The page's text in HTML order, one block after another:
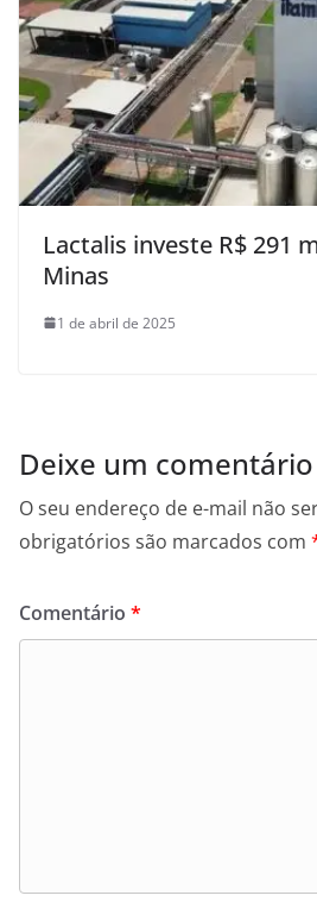
Lactalis investe R$ 291
Minas
1 de abril de 2025
Deixe um comentário
O seu endereço de e-mail não
obrigatórios são marcados com
Comentário *